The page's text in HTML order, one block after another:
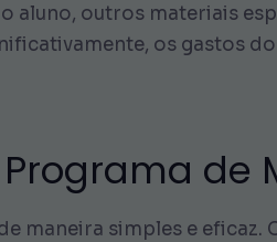
aluno, outros materiais
os gastos
de
maneira simples e eficaz.